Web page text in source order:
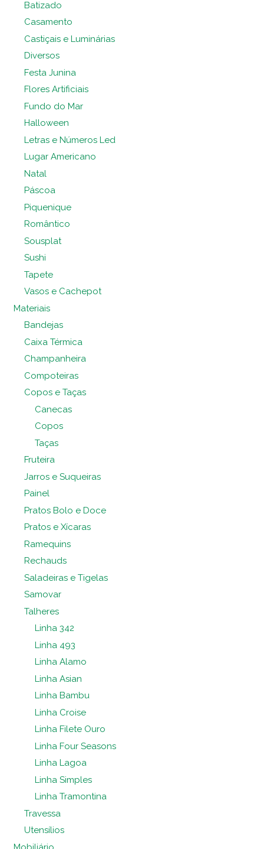
Batizado
Casamento
Castiçais e Luminárias
Diversos
Festa Junina
Flores Artificiais
Fundo do Mar
Halloween
Letras e Números Led
Lugar Americano
Natal
Páscoa
Piquenique
Romântico
Sousplat
Sushi
Tapete
Vasos e Cachepot
Materiais
Bandejas
Caixa Térmica
Champanheira
Compoteiras
Copos e Taças
Canecas
Copos
Taças
Fruteira
Jarros e Suqueiras
Painel
Pratos Bolo e Doce
Pratos e Xícaras
Ramequins
Rechauds
Saladeiras e Tigelas
Samovar
Talheres
Linha 342
Linha 493
Linha Alamo
Linha Asian
Linha Bambu
Linha Croise
Linha Filete Ouro
Linha Four Seasons
Linha Lagoa
Linha Simples
Linha Tramontina
Travessa
Utensílios